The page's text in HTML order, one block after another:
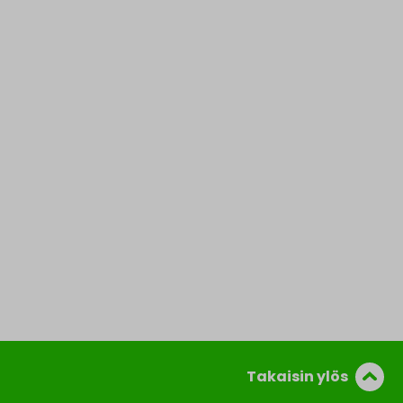
Takaisin ylös